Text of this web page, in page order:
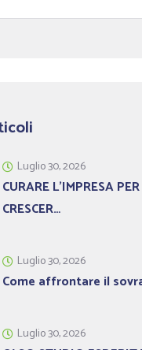
CURARE L’IMPRESA
CRESCER…
Luglio 30, 2026
Come affrontare il
Luglio 30, 2026
Luglio 30, 2026